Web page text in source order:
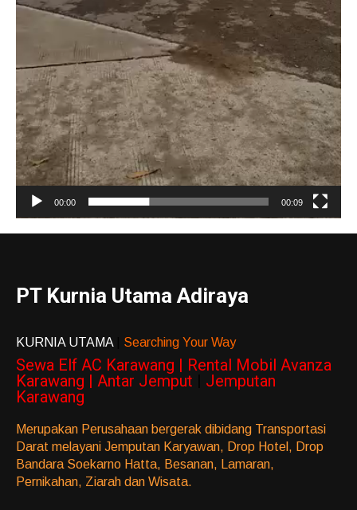
00:00 00:09
PT Kurnia Utama Adiraya
KURNIA UTAMA Searching Your Way
Sewa Elf AC Karawang | Rental Mobil Avanza
Karawang | Antar Jemput
Jemputan
Karawang
Merupakan Perusahaan bergerak dibidang Transportasi
Darat melayani Jemputan Karyawan, Drop Hotel, Drop
Bandara Soekarno Hatta, Besanan, Lamaran,
Pernikahan, Ziarah dan Wisata.